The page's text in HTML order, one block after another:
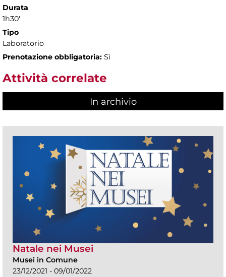
Durata
1h30'
Tipo
Laboratorio
Prenotazione obbligatoria: Sì
Attività correlate
In archivio
Natale nei Musei
Musei in Comune
23/12/2021 - 09/01/2022